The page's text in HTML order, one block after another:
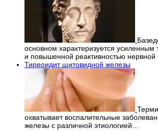
основном характеризуется
и повышенной реактивностью нервной
Тиреоидит щитовидной железы
охватывает воспалительные
железы с различной этиологией…